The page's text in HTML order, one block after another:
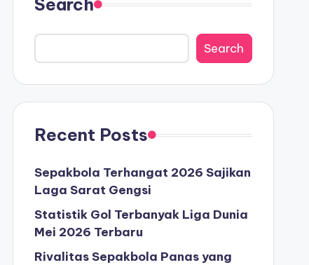
Search
Search
Recent Posts
Sepakbola Terhangat 2026 Sajikan
Laga Sarat Gengsi
Statistik Gol Terbanyak Liga Dunia
Mei 2026 Terbaru
Rivalitas Sepakbola Panas yang